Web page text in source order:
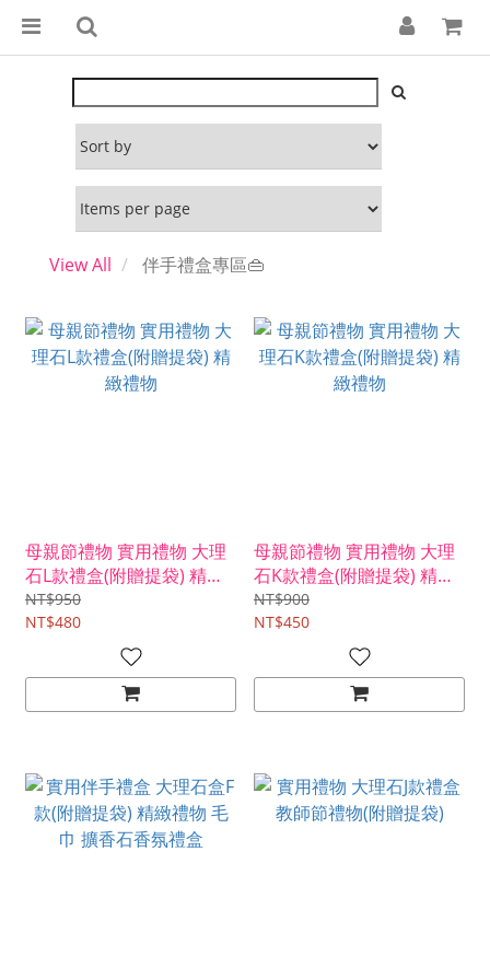
View All 伴手禮盒專區👜
母親節禮物 實用禮物 大理
石L款禮盒(附贈提袋) 精緻
禮物
NT$950
NT$480
母親節禮物 實用禮物 大理
石K款禮盒(附贈提袋) 精緻
禮物
NT$900
NT$450